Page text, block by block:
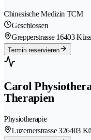
Chinesische Medizin TCM
Geschlossen
Grepperstrasse 16403
Termin reservieren
Carol
Therapien
Physiotherapie
Luzernerstrasse 326403